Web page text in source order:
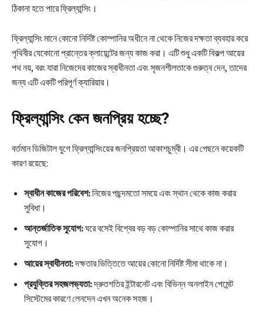
ঠিকানা হতে পারে ফ্রিল্যান্সিং।
ফ্রিল্যান্সিং মানে কোনো নির্দিষ্ট কোম্পানির অধীনে না থেকে নিজের দক্ষতা ব্যবহার করে
পৃথিবীর যেকোনো প্রান্তের ক্লায়েন্টের জন্য কাজ করা। এটি শুধু একটি বিকল্প আয়ের
পথ নয়, বরং যারা নিজেদের কাজের স্বাধীনতা এবং সৃজনশীলতাকে গুরুত্ব দেন, তাদের
জন্য এটি একটি পরিপূর্ণ ক্যারিয়ার।
ফ্রিল্যান্সিং কেন জনপ্রিয় হচ্ছে?
বর্তমান ডিজিটাল যুগে ফ্রিল্যান্সিংয়ের জনপ্রিয়তা আকাশচুম্বী। এর পেছনে কয়েকটি
কারণ রয়েছে:
স্বাধীন কাজের পরিবেশ:নিজের পছন্দমতো সময়ে এবং স্থান থেকে কাজ করার
সুবিধা।
আন্তর্জাতিক সুযোগ:ঘরে বসেই বিশ্বের বড় বড় কোম্পানির সাথে কাজ করার
সুযোগ।
আয়ের স্বাধীনতা:দক্ষতার ভিত্তিতে আয়ের কোনো নির্দিষ্ট সীমা থাকে না।
প্রযুক্তির সহজলভ্যতা:দ্রুতগতির ইন্টারনেট এবং বিভিন্ন অনলাইন পেমেন্ট
সিস্টেমের কারণে লেনদেন এখন অনেক সহজ।